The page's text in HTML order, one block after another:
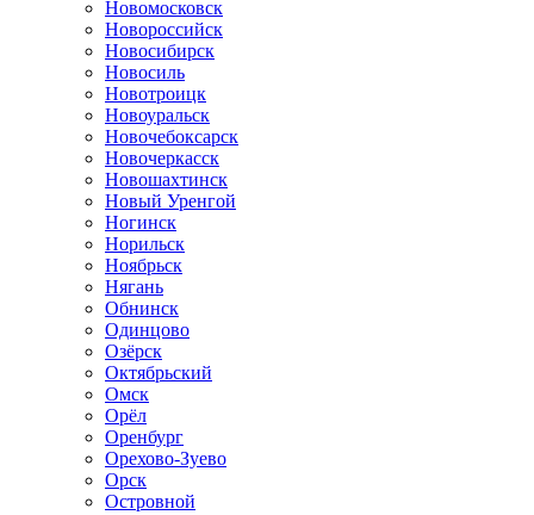
Новомосковск
Новороссийск
Новосибирск
Новосиль
Новотроицк
Новоуральск
Новочебоксарск
Новочеркасск
Новошахтинск
Новый Уренгой
Ногинск
Норильск
Ноябрьск
Нягань
Обнинск
Одинцово
Озёрск
Октябрьский
Омск
Орёл
Оренбург
Орехово-Зуево
Орск
Островной